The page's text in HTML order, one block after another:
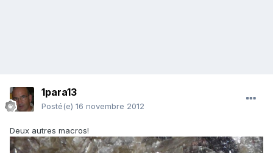
1para13
Posté(e) 16 novembre 2012
Deux autres macros!